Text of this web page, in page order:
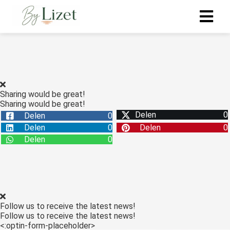
Sharing would be great!
Sharing would be great!
Delen
0 Delen
0
Delen
0 Delen
0
Delen
0
Follow us to receive the latest news!
Follow us to receive the latest news!
<:optin-form-placeholder>
gebruikt
deze